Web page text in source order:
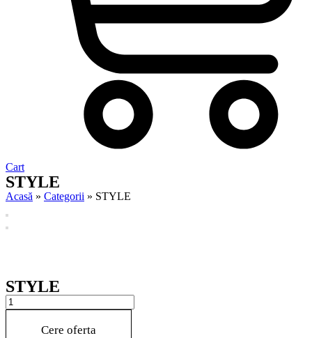
Cart
STYLE
Acasă » Categorii » STYLE
STYLE
STYLE
quantity
Cere oferta